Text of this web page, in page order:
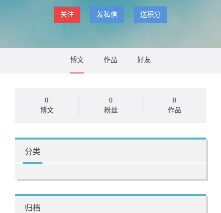
关注 发私信 送积分
博文 作品 好友
0
博文
0
粉丝
0
作品
分类
归档